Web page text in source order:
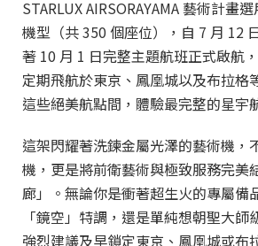
STARLUX AIRSORAYAMA 藝術計畫
機型（共 350 個座位），自 7 月 12
著 10 月 1 日完整主題航班正式啟航
定期飛航於東京、鳳凰城以及布拉格
這些絕美航點間，體驗最完整的星宇
這架閃耀著洗鍊金屬光澤的藝術機，
機，更是將前衛藝術與極致服務完美
廊」。無論你是衝著超生火的專屬備
「鏡空」特調，還是單純想朝聖大
強烈建議及早鎖定東京、鳳凰城或布